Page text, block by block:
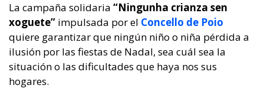
La campaña solidaria “Ningunha crianza sen
xoguete” impulsada por el Concello de Poio
quiere garantizar que ningún niño o niña pérdida a
ilusión por las fiestas de Nadal, sea cuál sea la
situación o las dificultades que haya nos sus
hogares.